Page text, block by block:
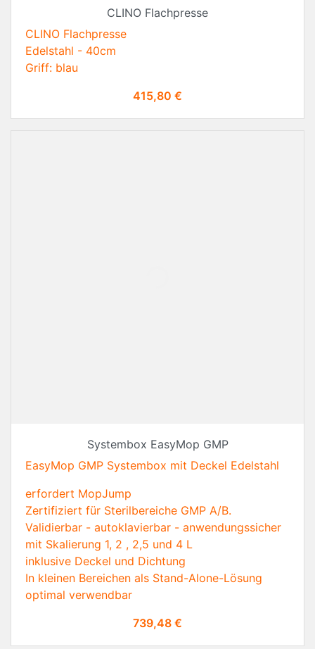
CLINO Flachpresse
CLINO Flachpresse
Edelstahl - 40cm
Griff: blau
Preis
415,80 €
Systembox EasyMop GMP
EasyMop GMP Systembox mit Deckel Edelstahl
erfordert MopJump
Zertifiziert für Sterilbereiche GMP A/B.
Validierbar - autoklavierbar - anwendungssicher
mit Skalierung 1, 2 , 2,5 und 4 L
inklusive Deckel und Dichtung
In kleinen Bereichen als Stand-Alone-Lösung
optimal verwendbar
Preis
739,48 €